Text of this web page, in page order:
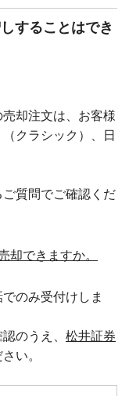
することはでき
却注文は、お客様
クラシック）、日
質問でご確認くだ
却できますか。
のみ受付けしま
のうえ、 松井証券
い。